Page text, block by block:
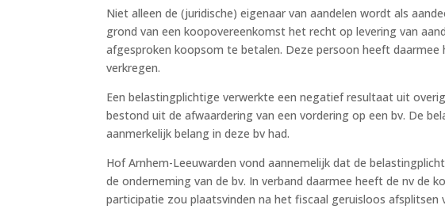
Niet alleen de (juridische) eigenaar van aandelen wordt als
grond van een koopovereenkomst het recht op levering van
afgesproken koopsom te betalen. Deze persoon heeft
verkregen.
Een belastingplichtige verwerkte een negatief resultaat uit
bestond uit de afwaardering van een vordering op een bv. De
aanmerkelijk belang in deze bv had.
Hof Arnhem-Leeuwarden vond aannemelijk dat de
de onderneming van de bv. In verband daarmee heeft de nv de
participatie zou plaatsvinden na het fiscaal geruisloos afsplitsen